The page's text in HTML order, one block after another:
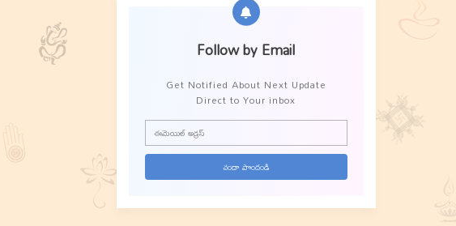
Follow by Email
Get Notified About Next Update
Direct to Your inbox